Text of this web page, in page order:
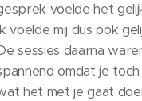
voelde het
voelde mij dus ook
sessies daarna
omdat je
het met je gaat